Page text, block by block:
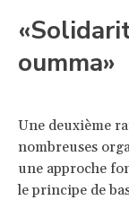
oumma»
Une deuxième
nombreuses
une approche
le principe de